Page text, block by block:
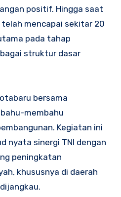
positif. Hingga saat
mencapai sekitar 20
pada tahap
struktur dasar
bersama
membahu
Kegiatan ini
nyata sinergi TNI dengan
peningkatan
khususnya di daerah